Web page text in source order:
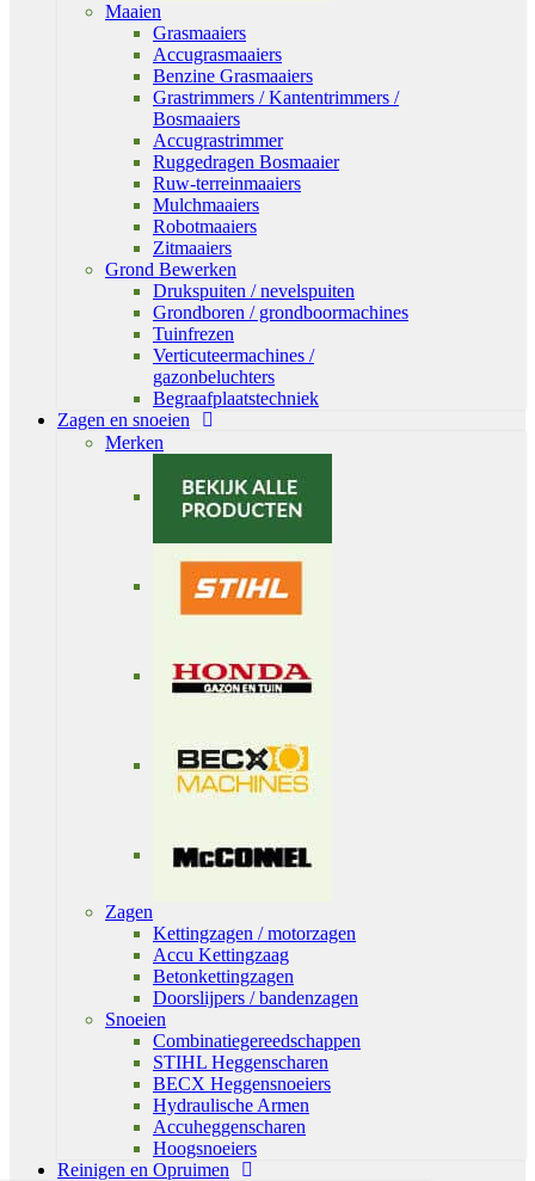
Maaien
Grasmaaiers
Accugrasmaaiers
Benzine Grasmaaiers
Grastrimmers / Kantentrimmers /
Bosmaaiers
Accugrastrimmer
Ruggedragen Bosmaaier
Ruw-terreinmaaiers
Mulchmaaiers
Robotmaaiers
Zitmaaiers
Grond Bewerken
Drukspuiten / nevelspuiten
Grondboren / grondboormachines
Tuinfrezen
Verticuteermachines /
gazonbeluchters
Begraafplaatstechniek
Zagen en snoeien
Merken
Zagen
Kettingzagen / motorzagen
Accu Kettingzaag
Betonkettingzagen
Doorslijpers / bandenzagen
Snoeien
Combinatiegereedschappen
STIHL Heggenscharen
BECX Heggensnoeiers
Hydraulische Armen
Accuheggenscharen
Hoogsnoeiers
Reinigen en Opruimen